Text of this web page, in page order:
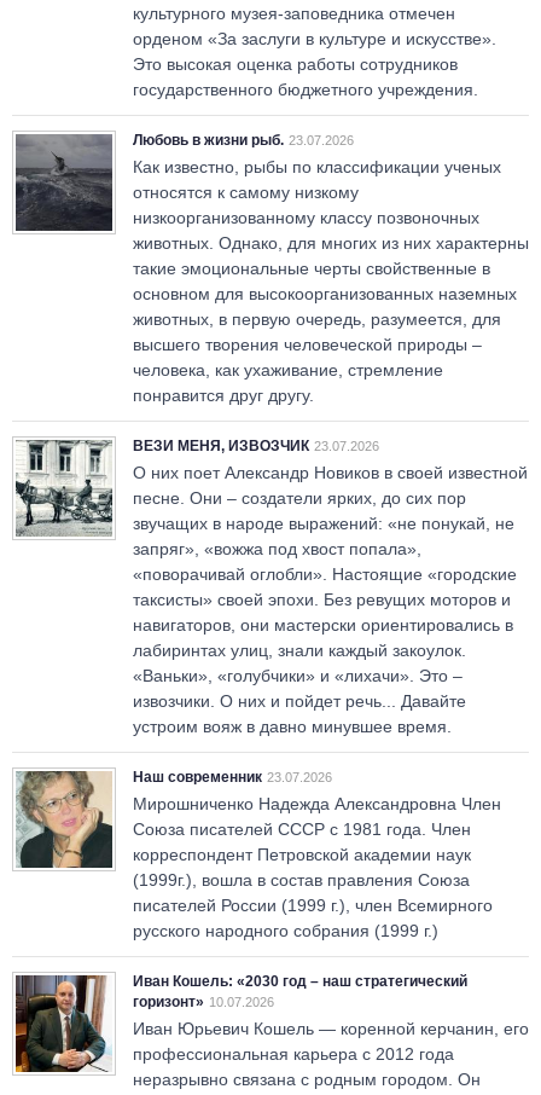
культурного музея-заповедника отмечен
орденом «За заслуги в культуре и искусстве».
Это высокая оценка работы сотрудников
государственного бюджетного учреждения.
Любовь в жизни рыб. 23.07.2026
Как известно, рыбы по классификации ученых
относятся к самому низкому
низкоорганизованному классу позвоночных
животных. Однако, для многих из них характерны
такие эмоциональные черты свойственные в
основном для высокоорганизованных наземных
животных, в первую очередь, разумеется, для
высшего творения человеческой природы –
человека, как ухаживание, стремление
понравится друг другу.
ВЕЗИ МЕНЯ, ИЗВОЗЧИК 23.07.2026
О них поет Александр Новиков в своей известной
песне. Они – создатели ярких, до сих пор
звучащих в народе выражений: «не понукай, не
запряг», «вожжа под хвост попала»,
«поворачивай оглобли». Настоящие «городские
таксисты» своей эпохи. Без ревущих моторов и
навигаторов, они мастерски ориентировались в
лабиринтах улиц, знали каждый закоулок.
«Ваньки», «голубчики» и «лихачи». Это –
извозчики. О них и пойдет речь... Давайте
устроим вояж в давно минувшее время.
Наш современник 23.07.2026
Мирошниченко Надежда Александровна Член
Союза писателей СССР с 1981 года. Член
корреспондент Петровской академии наук
(1999г.), вошла в состав правления Союза
писателей России (1999 г.), член Всемирного
русского народного собрания (1999 г.)
Иван Кошель: «2030 год – наш стратегический
горизонт» 10.07.2026
Иван Юрьевич Кошель — коренной керчанин, его
профессиональная карьера с 2012 года
неразрывно связана с родным городом. Он